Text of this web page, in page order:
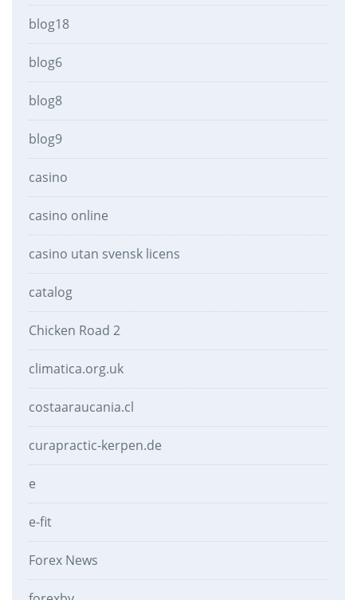
blog18
blog6
blog8
blog9
casino
casino online
casino utan svensk licens
catalog
Chicken Road 2
climatica.org.uk
costaaraucania.cl
curapractic-kerpen.de
e
e-fit
Forex News